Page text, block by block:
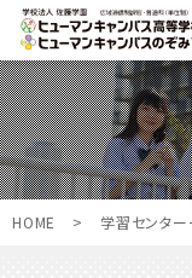
HOME > 学習センタ